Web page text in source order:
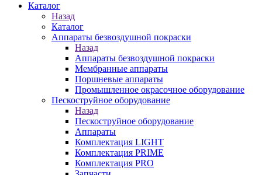
Каталог
Назад
Каталог
Аппараты безвоздушной покраски
Назад
Аппараты безвоздушной покраски
Мембранные аппараты
Поршневые аппараты
Промышленное окрасочное оборудование
Пескоструйное оборудование
Назад
Пескоструйное оборудование
Аппараты
Комплектация LIGHT
Комплектация PRIME
Комплектация PRO